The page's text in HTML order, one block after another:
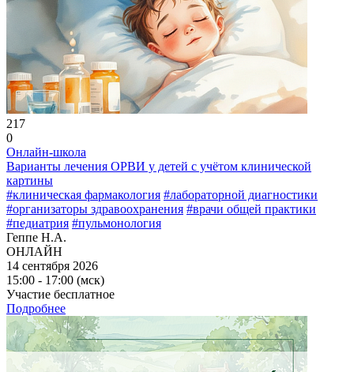
217
0
Онлайн-школа
Варианты лечения ОРВИ у детей с учётом клинической
картины
#клиническая фармакология #лабораторной диагностики
#организаторы здравоохранения #врачи общей практики
#педиатрия #пульмонология
Геппе Н.А.
ОНЛАЙН
14 сентября 2026
15:00 - 17:00 (мск)
Участие бесплатное
Подробнее